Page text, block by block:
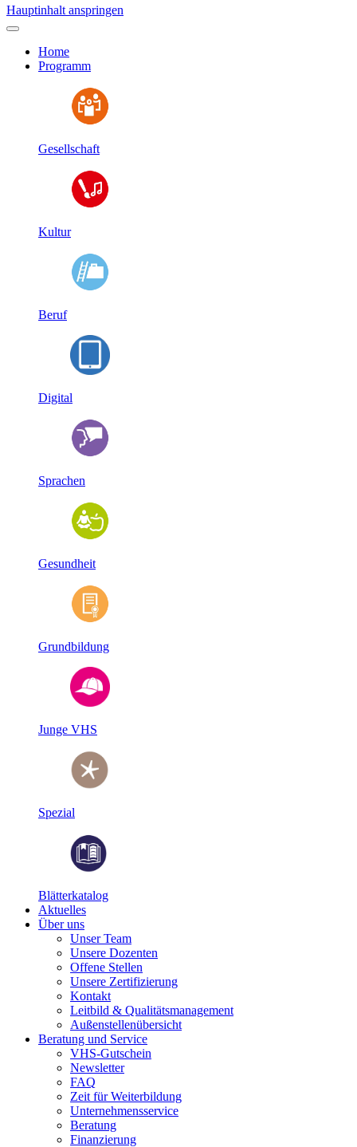
Hauptinhalt anspringen
Home
Programm
Gesellschaft
Kultur
Beruf
Digital
Sprachen
Gesundheit
Grundbildung
Junge VHS
Spezial
Blätterkatalog
Aktuelles
Über uns
Unser Team
Unsere Dozenten
Offene Stellen
Unsere Zertifizierung
Kontakt
Leitbild & Qualitätsmanagement
Außenstellenübersicht
Beratung und Service
VHS-Gutschein
Newsletter
FAQ
Zeit für Weiterbildung
Unternehmensservice
Beratung
Finanzierung